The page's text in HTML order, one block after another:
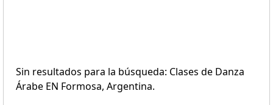
Sin resultados para la búsqueda: Clases de Danza
Árabe EN Formosa, Argentina.